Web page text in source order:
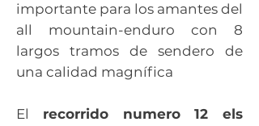
importante para los amantes del
all mountain-enduro con 8
largos tramos de sendero de
una calidad magnífica
El recorrido numero 12 els